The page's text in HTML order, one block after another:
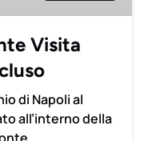
Visita
di Napoli al
all’interno della